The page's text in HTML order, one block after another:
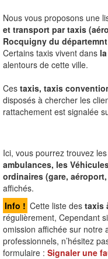
Nous vous proposons une
et transport par taxis
Rocquigny du
Certains taxis vivent dans
alentours de cette ville.
Ces taxis, taxis
disposés à chercher les
rattachement est signalée
Ici, vous pourrez trouvez les
ambulances, les
ordinaires (gare, aéroport,
affichés.
Info ! Cette liste des taxis
régulièrement, Cependant
omission affichée sur notre
professionnels, n’hésitez
formulaire : Signaler une